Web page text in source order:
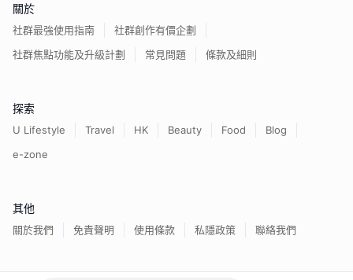
關於
社群最強使用指南
社群創作有價企劃
社群焦點功能及升級計劃
常見問題 條款及細則
探索
U Lifestyle Travel HK Beauty Food
Blog
e-zone
其他
關於我們 免責聲明 使用條款 私隱政策 聯絡我們